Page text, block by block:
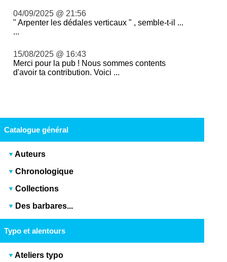
04/09/2025 @ 21:56
" Arpenter les dédales verticaux " , semble-t-il ...
...
15/08/2025 @ 16:43
Merci pour la pub ! Nous sommes contents
d'avoir ta contribution. Voici ...
Catalogue général
Auteurs
Chronologique
Collections
Des barbares...
Typo et alentours
Ateliers typo